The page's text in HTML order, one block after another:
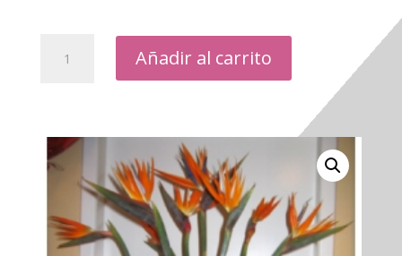
CANASTA
Añadir al carrito